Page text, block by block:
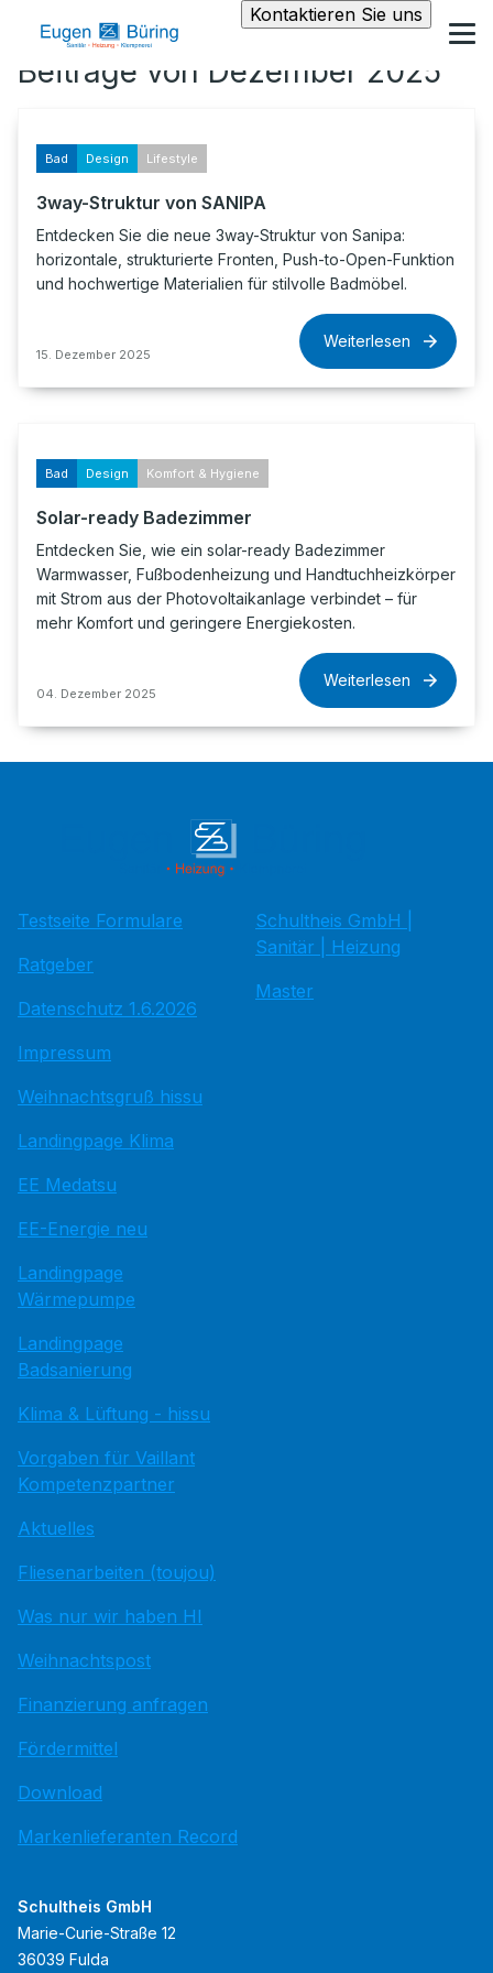
Kontaktieren Sie uns
Beiträge von Dezember 2025
Bad Design Lifestyle
3way-Struktur von SANIPA
Entdecken Sie die neue 3way-Struktur von Sanipa:
horizontale, strukturierte Fronten, Push-to-Open-Funktion
und hochwertige Materialien für stilvolle Badmöbel.
15. Dezember 2025
Weiterlesen
Bad Design Komfort & Hygiene
Solar-ready Badezimmer
Entdecken Sie, wie ein solar-ready Badezimmer
Warmwasser, Fußbodenheizung und Handtuchheizkörper
mit Strom aus der Photovoltaikanlage verbindet – für
mehr Komfort und geringere Energiekosten.
04. Dezember 2025
Weiterlesen
Testseite Formulare
Ratgeber
Datenschutz 1.6.2026
Impressum
Weihnachtsgruß hissu
Landingpage Klima
EE Medatsu
EE-Energie neu
Landingpage
Wärmepumpe
Landingpage
Badsanierung
Klima & Lüftung - hissu
Vorgaben für Vaillant
Kompetenzpartner
Aktuelles
Fliesenarbeiten (toujou)
Was nur wir haben HI
Weihnachtspost
Finanzierung anfragen
Fördermittel
Download
Markenlieferanten Record
Schultheis GmbH |
Sanitär | Heizung
Master
Schultheis GmbH
Marie-Curie-Straße 12
36039 Fulda